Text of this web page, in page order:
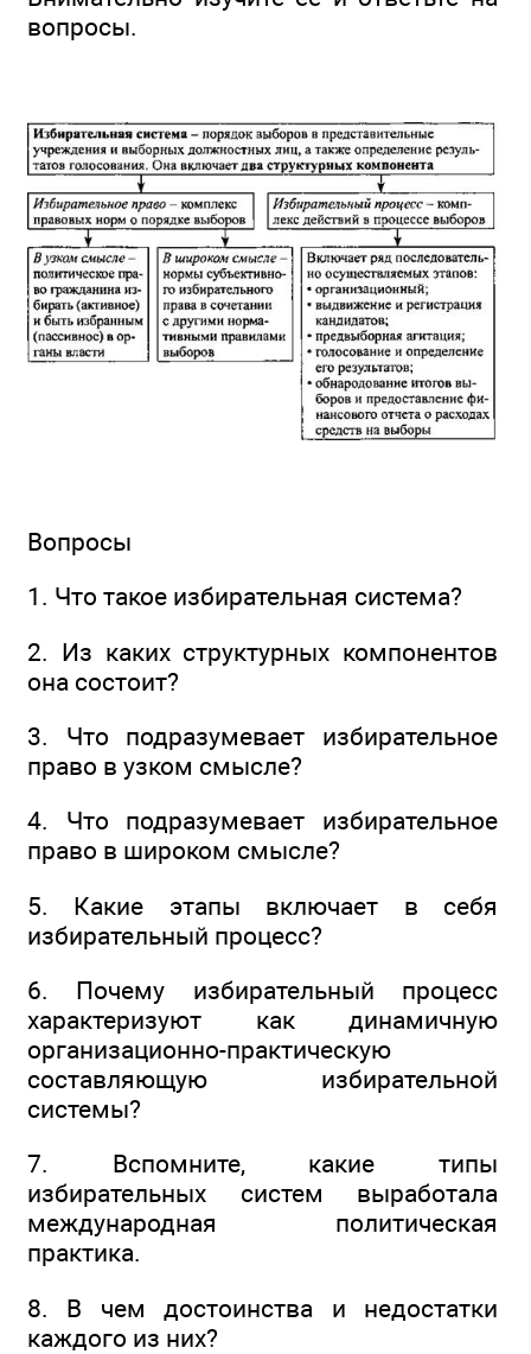
вопросы.
Вопросы
1. Что такое избирательная система?
2. Из каких структурных компонентов
она состоит?
3. Что подразумевает избирательное
право в узком смысле?
4. Что подразумевает избирательное
право в широком смысле?
5. Какие этапы включает в себя
избирательный процесс?
6. Почему избирательный процесс
характеризуют как динамичную
организационно-практическую
составляющую избирательной
системы?
7. Вспомните, какие типы
избирательных систем выработала
международная политическая
практика.
8. В чем достоинства и недостатки
каждого из них?